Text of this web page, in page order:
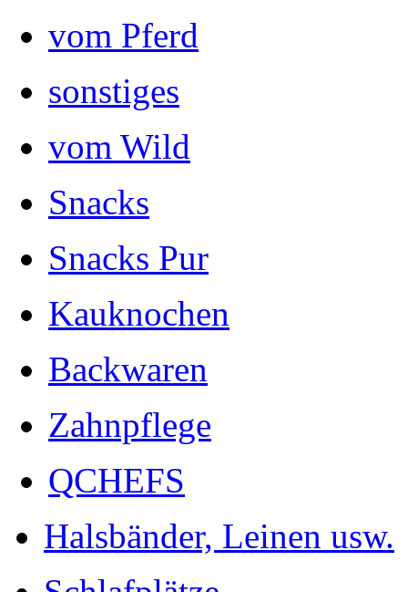
vom Pferd
sonstiges
vom Wild
Snacks
Snacks Pur
Kauknochen
Backwaren
Zahnpflege
QCHEFS
Halsbänder, Leinen usw.